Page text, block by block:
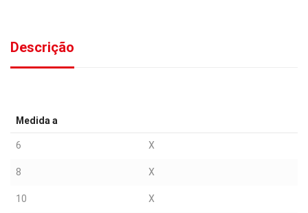
Descrição
Medida a
6 X
8 X
10 X